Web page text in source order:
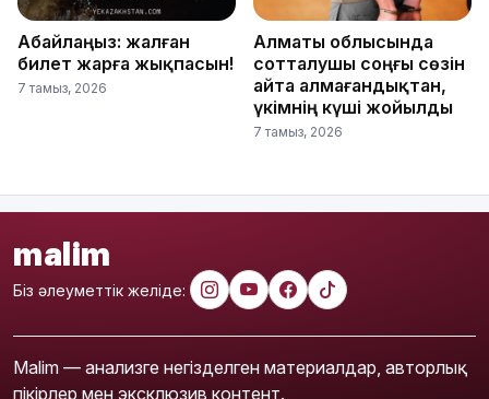
Абайлаңыз: жалған
билет жарға жықпасын!
7 тамыз, 2026
Алматы облысында
сотталушы соңғы сөзін
айта алмағандықтан,
үкімнің күші жойылды
7 тамыз, 2026
malim
Біз әлеуметтік желіде:
Malim — анализге негізделген материалдар, авторлық
пікірлер мен эксклюзив контент.